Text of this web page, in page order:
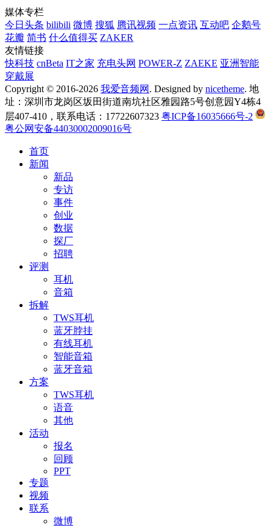
媒体专栏
今日头条 bilibili 微博 搜狐 腾讯视频 一点资讯 互动吧 企鹅号
花瓣 简书 什么值得买 ZAKER
友情链接
快科技 cnBeta IT之家 充电头网 POWER-Z ZAEKE 亚洲智能
穿戴展
Copyright © 2016-2026 我爱音频网 . Designed by nicetheme. 地
址：深圳市龙岗区坂田街道南坑社区雅园路5号创意园Y4栋4
层407-410，联系电话：17722607323 粤ICP备16035666号-2
粤公网安备44030002009016号
首页
新闻
新品
专访
事件
创业
数据
探厂
招聘
评测
耳机
音箱
拆解
TWS耳机
蓝牙脖挂
有线耳机
智能音箱
蓝牙音箱
方案
TWS耳机
语音
其他
活动
报名
回顾
PPT
专题
视频
联系
微博